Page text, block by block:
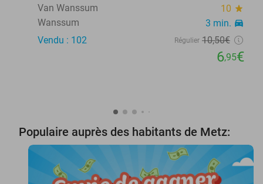
Van Wanssum
10 star
Wanssum 3 min. directions_car
Vendu : 102 Régulier 10,50€
6,95€
Populaire auprès des habitants de Metz: